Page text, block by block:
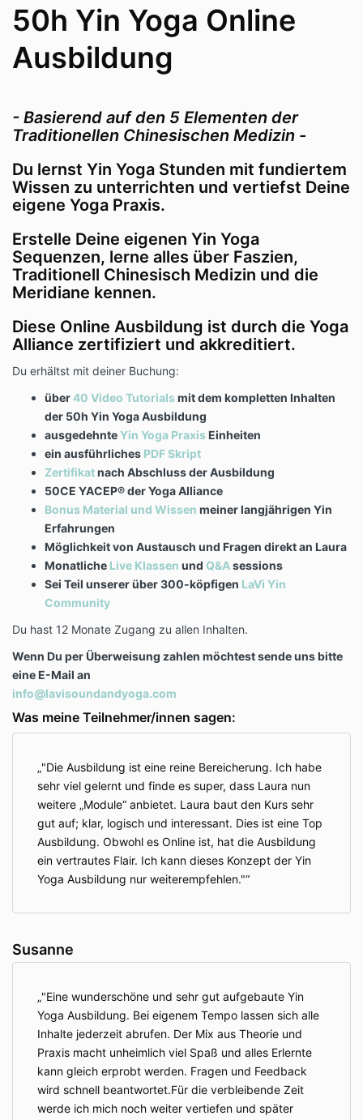
50h Yin Yoga Online
Ausbildung
- Basierend auf den 5 Elementen der
Traditionellen Chinesischen Medizin -
Du lernst Yin Yoga Stunden mit fundiertem
Wissen zu unterrichten und vertiefst Deine
eigene Yoga Praxis.
Erstelle Deine eigenen Yin Yoga
Sequenzen, lerne alles über Faszien,
Traditionell Chinesisch Medizin und die
Meridiane kennen.
Diese Online Ausbildung ist durch die Yoga
Alliance zertifiziert und akkreditiert.
Du erhältst mit deiner Buchung:
über40 Video Tutorialsmit dem kompletten Inhalten
der 50h Yin Yoga Ausbildung
ausgedehnteYin Yoga PraxisEinheiten
ein ausführliches PDF Skript
Zertifikatnach Abschluss der Ausbildung
50CE YACEP® der Yoga Alliance
Bonus Material und Wissen meinerlangjährigen Yin
Erfahrungen
Möglichkeit von Austausch und Fragen direkt an Laura
Monatliche Live Klassen und Q&Asessions
Sei Teil unserer über 300-köpfigen LaVi Yin
Community
Du hast 12 Monate Zugang zu allen Inhalten.
Wenn Du per Überweisung zahlen möchtest sende uns bitte
eine E-Mail an
info@lavisoundandyoga.com
Was meine Teilnehmer/innen sagen:
"Die Ausbildung ist eine reine Bereicherung. Ich habe
sehr viel gelernt und finde es super, dass Laura nun
weitere „Module“ anbietet. Laura baut den Kurs sehr
gut auf; klar, logisch und interessant. Dies ist eine Top
Ausbildung. Obwohl es Online ist, hat die Ausbildung
ein vertrautes Flair. Ich kann dieses Konzept der Yin
Yoga Ausbildung nur weiterempfehlen."
Susanne
"Eine wunderschöne und sehr gut aufgebaute Yin
Yoga Ausbildung. Bei eigenem Tempo lassen sich alle
Inhalte jederzeit abrufen. Der Mix aus Theorie und
Praxis macht unheimlich viel Spaß und alles Erlernte
kann gleich erprobt werden. Fragen und Feedback
wird schnell beantwortet.Für die verbleibende Zeit
werde ich mich noch weiter vertiefen und später